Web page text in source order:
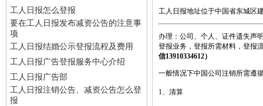
工人日报怎么登报
要在工人日报发布减资公告的注意事
项
工人日报结婚公示登报流程及费用
工人日报广告登报服务中心介绍
工人日报广告部
工人日报注销公告、减资公告怎么登
报
工人日报地址位于中国省东城区
办理：公司、个人、证件遗失声
登报业务，登报所需材料，登报
信13910334612）
一般情况下中国公司注销所需遵
1、清算